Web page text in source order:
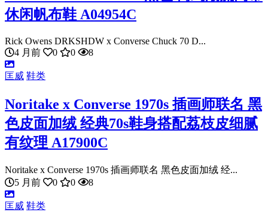
休闲帆布鞋 A04954C
Rick Owens DRKSHDW x Converse Chuck 70 D...
4 月前
0 0 8
匡威 鞋类
Noritake x Converse 1970s 插画师联名 黑
色皮面加绒 经典70s鞋身搭配荔枝皮细腻
有纹理 A17900C
Noritake x Converse 1970s 插画师联名 黑色皮面加绒 经...
5 月前
0 0 8
匡威 鞋类